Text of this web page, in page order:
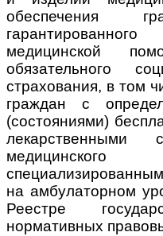
обеспечения
медицинской
обязательного
страхования, в том
граждан с
(состояниями)
лекарственными
на амбулаторном
Реестре
нормативных